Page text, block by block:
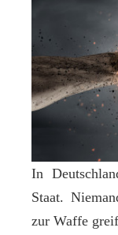
In
Staat.
zur Waffe